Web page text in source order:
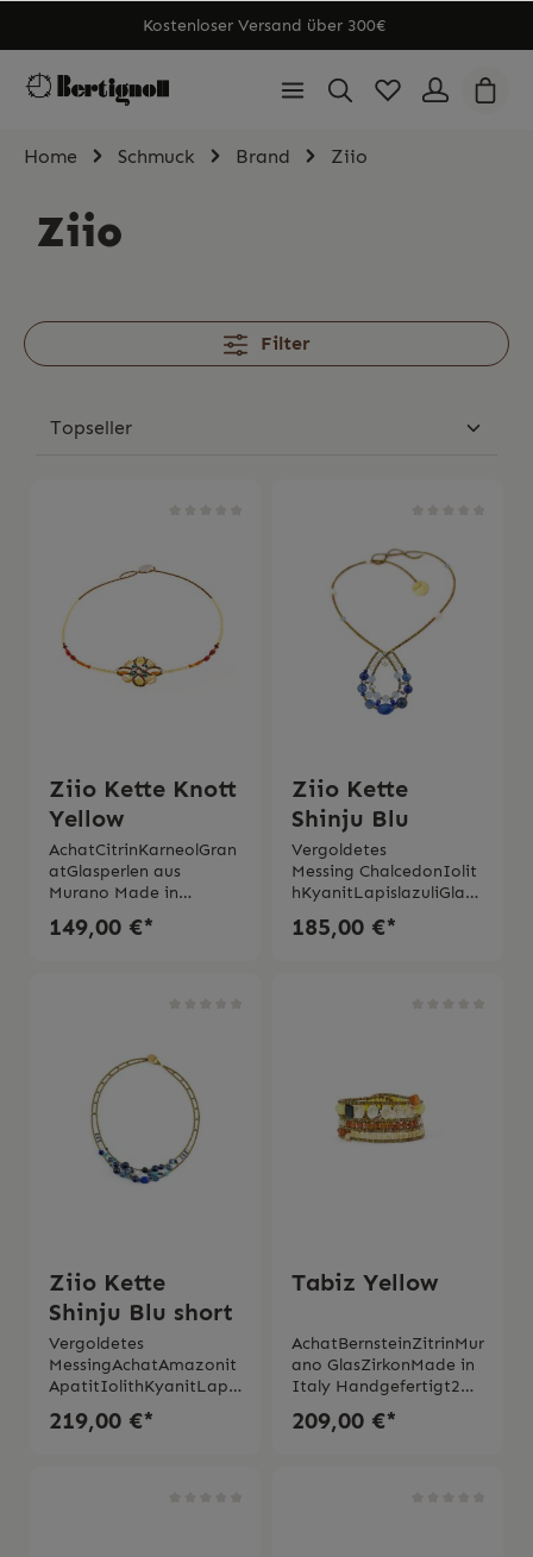
Kostenloser Versand über 300€
Home Schmuck Brand Ziio
Ziio
Filter
Ziio Kette Knott
Yellow
AchatCitrinKarneolGran
atGlasperlen aus
Murano Made in
Italy Handmade2 Jahre
Garantie
149,00 €*
Ziio Kette
Shinju Blu
Vergoldetes
Messing ChalcedonIolit
hKyanitLapislazuliGlasp
Murano WasserperlenM
185,00 €*
Ziio Kette
Shinju Blu short
Vergoldetes
MessingAchatAmazonit
ApatitIolithKyanitLapis
lazuliSüsswasserperlenM
uranoglasperlenMade in
219,00 €*
Tabiz Yellow
AchatBernsteinZitrinMur
ano GlasZirkonMade in
Italy Handgefertigt2
Jahre Garantie
209,00 €*